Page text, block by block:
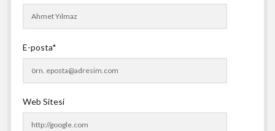
E-posta*
Web Sitesi